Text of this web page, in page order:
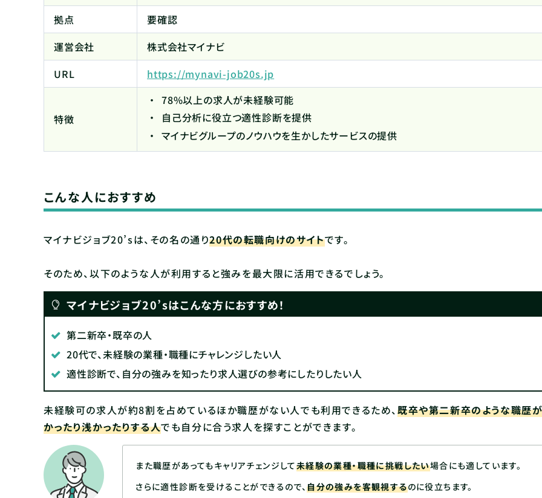
拠点
要確認
運営会社
株式会社マイナビ
URL
https://mynavi-job20s.jp
特徴
78%以上の求人が未経験可能
自己分析に役立つ適性診断を提供
マイナビグループのノウハウを生かしたサービスの提供
こんな人におすすめ
マイナビジョブ20’sは、その名の通り20代の転職向けのサイトです。
そのため、以下のような人が利用すると強みを最大限に活用できるでしょう。
マイナビジョブ20’sはこんな方におすすめ！
第二新卒・既卒の人
20代で、未経験の業種・職種にチャレンジしたい人
適性診断で、自分の強みを知ったり求人選びの参考にしたりしたい人
未経験可の求人が約8割を占めているほか職歴がない人でも利用できるため、既卒や第二新卒のような職歴
かったり浅かったりする人でも自分に合う求人を探すことができます。
また職歴があってもキャリアチェンジして未経験の業種・職種に挑戦したい場合にも適しています。
さらに適性診断を受けることができるので、自分の強みを客観視するのに役立ちます。